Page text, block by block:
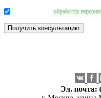
обработку
Эл. почта: